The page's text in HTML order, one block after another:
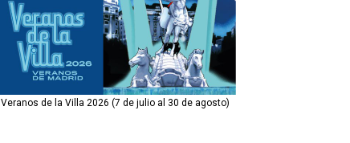
Veranos de la Villa 2026 (7 de julio al 30 de agosto)